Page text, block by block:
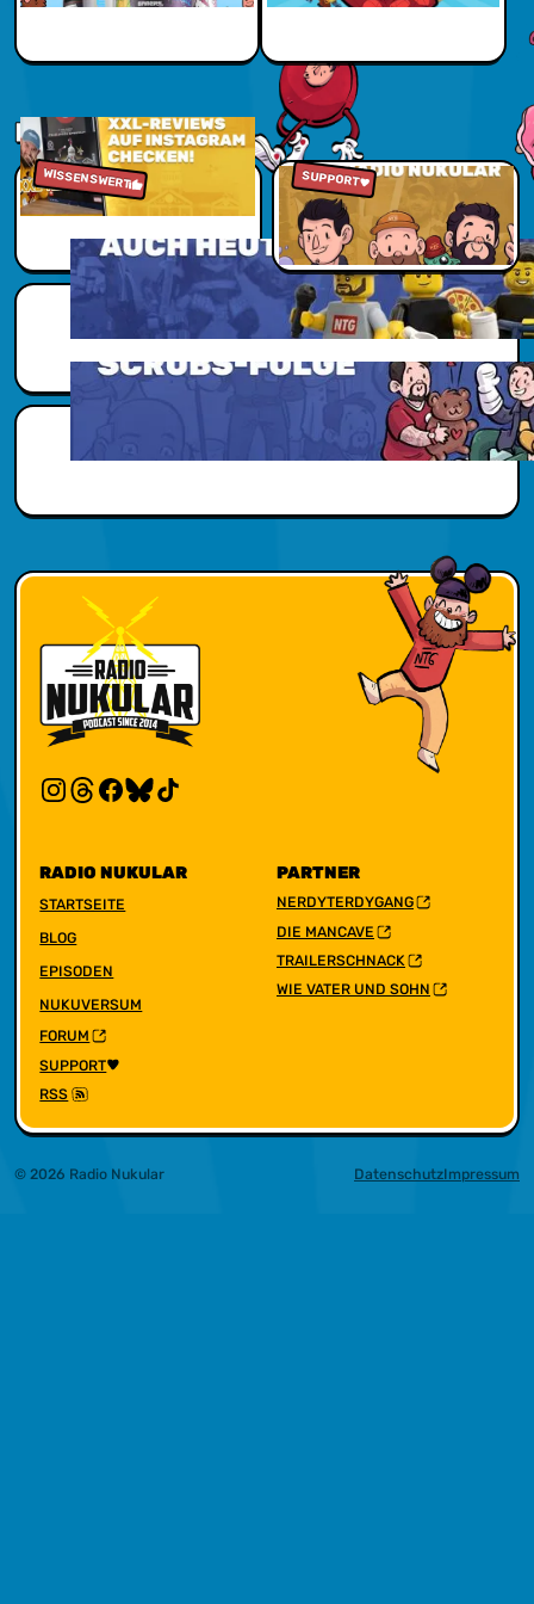
Jetzt sparen
NUKUVERSUM
Zu den Reviews
WISSENSWERT
Scubs Zusatzwissen
Jetzt reinhören
SUPPORT
RADIO NUKULAR
STARTSEITE
BLOG
EPISODEN
NUKUVERSUM
FORUM
SUPPORT
RSS
PARTNER
NERDYTERDYGANG
DIE MANCAVE
TRAILERSCHNACK
WIE VATER UND SOHN
© 2026 Radio Nukular DatenschutzImpressum